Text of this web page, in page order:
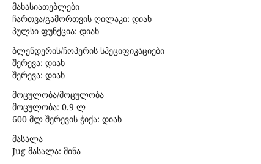
მახასიათებლები
ჩართვა/გამორთვის ღილაკი: დიახ
პულსი ფუნქცია: დიახ
ბლენდერის/ჩოპერის სპეციფიკაციები
შერევა: დიახ
შერევა: დიახ
მოცულობა/მოცულობა
მოცულობა: 0.9 ლ
600 მლ შერევის ჭიქა: დიახ
მასალა
Jug მასალა: მინა